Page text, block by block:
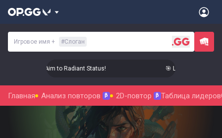
Игровое имя + #Слоган
Level Up Your Aim to Radiant Status! 🎯 Level Up Your
Главная Анализ повторов β 2D-повтор β Таблица лидеров